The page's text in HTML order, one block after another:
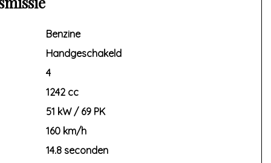
Benzine
Handgeschakeld
4
1242 cc
51 kW / 69 PK
160 km/h
14.8 seconden